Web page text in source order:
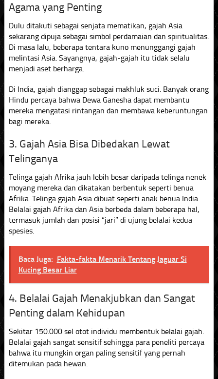
Agama yang Penting
Dulu ditakuti sebagai senjata mematikan, gajah Asia
sekarang dipuja sebagai simbol perdamaian dan spiritualitas.
Di masa lalu, beberapa tentara kuno menunggangi gajah
melintasi Asia. Sayangnya, gajah-gajah itu tidak selalu
menjadi aset berharga.
Di India, gajah dianggap sebagai makhluk suci. Banyak orang
Hindu percaya bahwa Dewa Ganesha dapat membantu
mereka mengatasi rintangan dan membawa keberuntungan
bagi mereka.
3. Gajah Asia Bisa Dibedakan Lewat
Telinganya
Telinga gajah Afrika jauh lebih besar daripada telinga nenek
moyang mereka dan dikatakan berbentuk seperti benua
Afrika. Telinga gajah Asia dibuat seperti anak benua India.
Belalai gajah Afrika dan Asia berbeda dalam beberapa hal,
termasuk jumlah dan posisi “jari” di ujung belalai kedua
spesies.
Baca Juga: Fakta-fakta Menarik Tentang Jaguar Si
Kucing Besar Liar
4. Belalai Gajah Menakjubkan dan Sangat
Penting dalam Kehidupan
Sekitar 150.000 sel otot individu membentuk belalai gajah.
Belalai gajah sangat sensitif sehingga para peneliti percaya
bahwa itu mungkin organ paling sensitif yang pernah
ditemukan pada hewan.